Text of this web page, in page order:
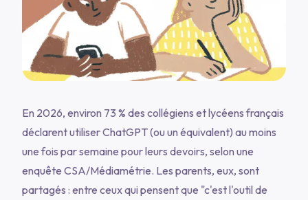
En 2026, environ 73 % des collégiens et lycéens français
déclarent utiliser ChatGPT (ou un équivalent) au moins
une fois par semaine pour leurs devoirs, selon une
enquête CSA/Médiamétrie. Les parents, eux, sont
partagés : entre ceux qui pensent que "c'est l'outil de